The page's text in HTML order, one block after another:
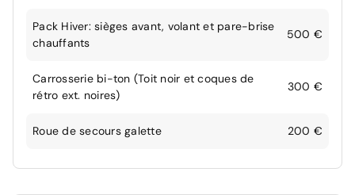
Pack Hiver: sièges avant, volant et pare-brise
chauffants
500 €
Carrosserie bi-ton (Toit noir et coques de
rétro ext. noires)
300 €
Roue de secours galette 200 €